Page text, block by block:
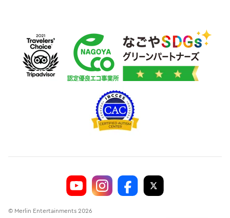
© Merlin Entertainments 2026